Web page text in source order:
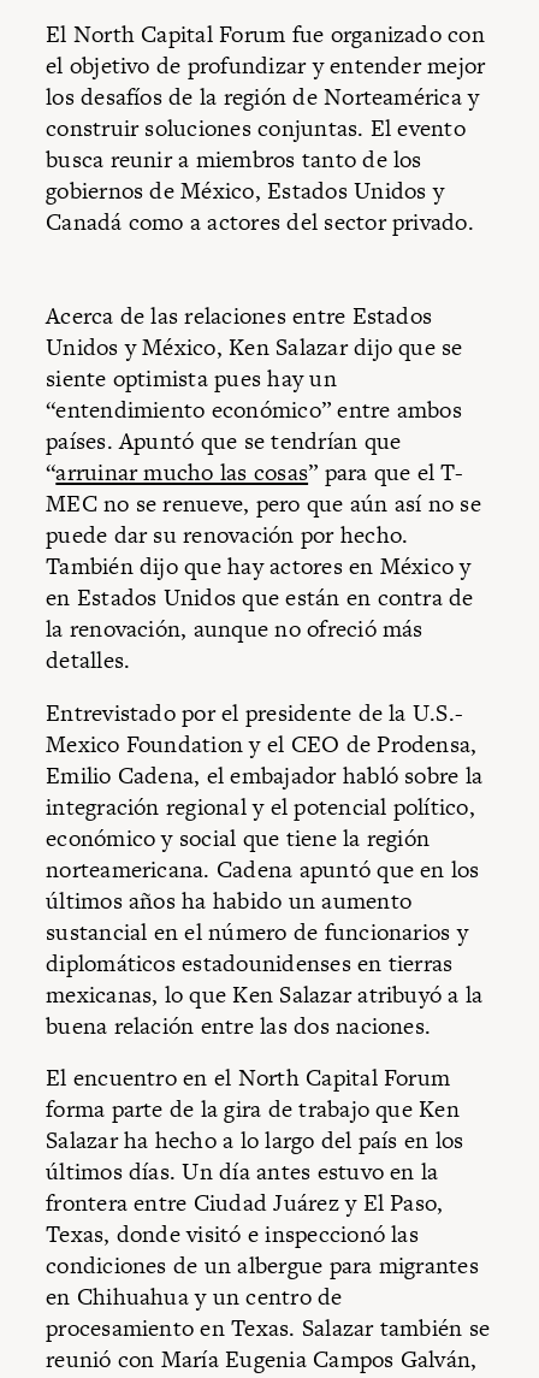
El North Capital Forum fue organizado con
el objetivo de profundizar y entender mejor
los desafíos de la región de Norteamérica y
construir soluciones conjuntas. El evento
busca reunir a miembros tanto de los
gobiernos de México, Estados Unidos y
Canadá como a actores del sector privado.
Acerca de las relaciones entre Estados
Unidos y México, Ken Salazar dijo que se
siente optimista pues hay un
“entendimiento económico” entre ambos
países. Apuntó que se tendrían que
“arruinar mucho las cosas” para que el T-
MEC no se renueve, pero que aún así no se
puede dar su renovación por hecho.
También dijo que hay actores en México y
en Estados Unidos que están en contra de
la renovación, aunque no ofreció más
detalles.
Entrevistado por el presidente de la U.S.-
Mexico Foundation y el CEO de Prodensa,
Emilio Cadena, el embajador habló sobre la
integración regional y el potencial político,
económico y social que tiene la región
norteamericana. Cadena apuntó que en los
últimos años ha habido un aumento
sustancial en el número de funcionarios y
diplomáticos estadounidenses en tierras
mexicanas, lo que Ken Salazar atribuyó a la
buena relación entre las dos naciones.
El encuentro en el North Capital Forum
forma parte de la gira de trabajo que Ken
Salazar ha hecho a lo largo del país en los
últimos días. Un día antes estuvo en la
frontera entre Ciudad Juárez y El Paso,
Texas, donde visitó e inspeccionó las
condiciones de un albergue para migrantes
en Chihuahua y un centro de
procesamiento en Texas. Salazar también se
reunió con María Eugenia Campos Galván,